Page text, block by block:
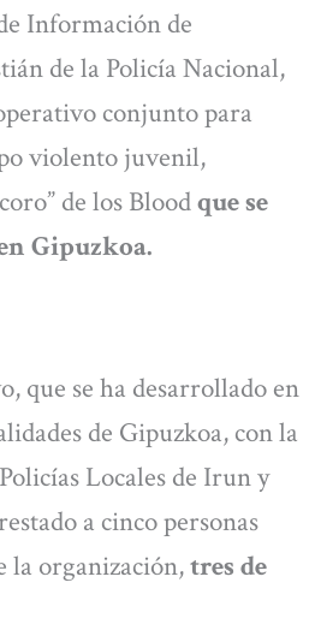
Información de
de la Policía Nacional,
conjunto para
violento juvenil,
de los Bloodque se
Gipuzkoa.
que se ha desarrollado en
de Gipuzkoa, con la
Locales de Irun y
a cinco personas
la organización,tres de